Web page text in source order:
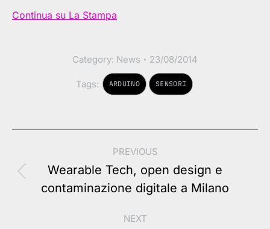
Continua su La Stampa
Category: News 23/08/2014
Tags: ARDUINO SENSORI
navigation
PREVIOUS
Previous
post:
Wearable Tech, open design e
contaminazione digitale a Milano
NEXT